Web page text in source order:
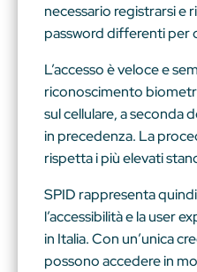
necessario registrarsi e
password differenti per
L’accesso è veloce e
riconoscimento
sul cellulare, a seconda
in precedenza. La
rispetta i più elevati
SPID rappresenta
l’accessibilità e la user
in Italia. Con un’unica
possono accedere in